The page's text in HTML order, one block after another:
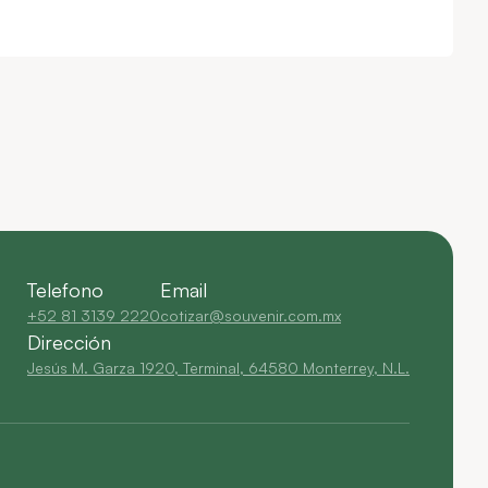
Telefono
+52 81 3139 2220
Email
cotizar@souvenir.com.mx
Dirección
Jesús M. Garza 1920, Terminal, 64580 Monterrey, N.L.